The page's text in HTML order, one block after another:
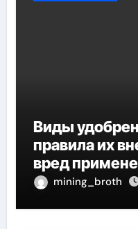
Виды
правила их
вред
mining_broth